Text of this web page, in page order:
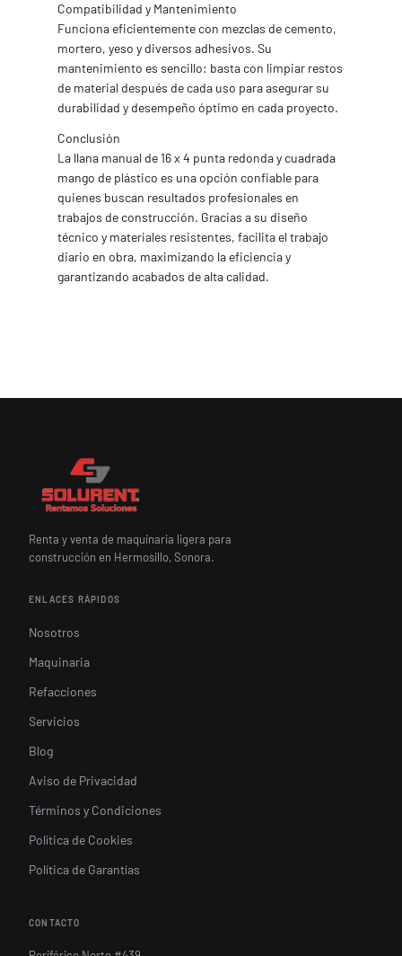
Compatibilidad y Mantenimiento
Funciona eficientemente con mezclas de cemento,
mortero, yeso y diversos adhesivos. Su
mantenimiento es sencillo: basta con limpiar restos
de material después de cada uso para asegurar su
durabilidad y desempeño óptimo en cada proyecto.
Conclusión
La llana manual de 16 x 4 punta redonda y cuadrada
mango de plástico es una opción confiable para
quienes buscan resultados profesionales en
trabajos de construcción. Gracias a su diseño
técnico y materiales resistentes, facilita el trabajo
diario en obra, maximizando la eficiencia y
garantizando acabados de alta calidad.
Renta y venta de maquinaria ligera para
construcción en Hermosillo, Sonora.
ENLACES RÁPIDOS
Nosotros
Maquinaria
Refacciones
Servicios
Blog
Aviso de Privacidad
Términos y Condiciones
Política de Cookies
Política de Garantías
CONTACTO